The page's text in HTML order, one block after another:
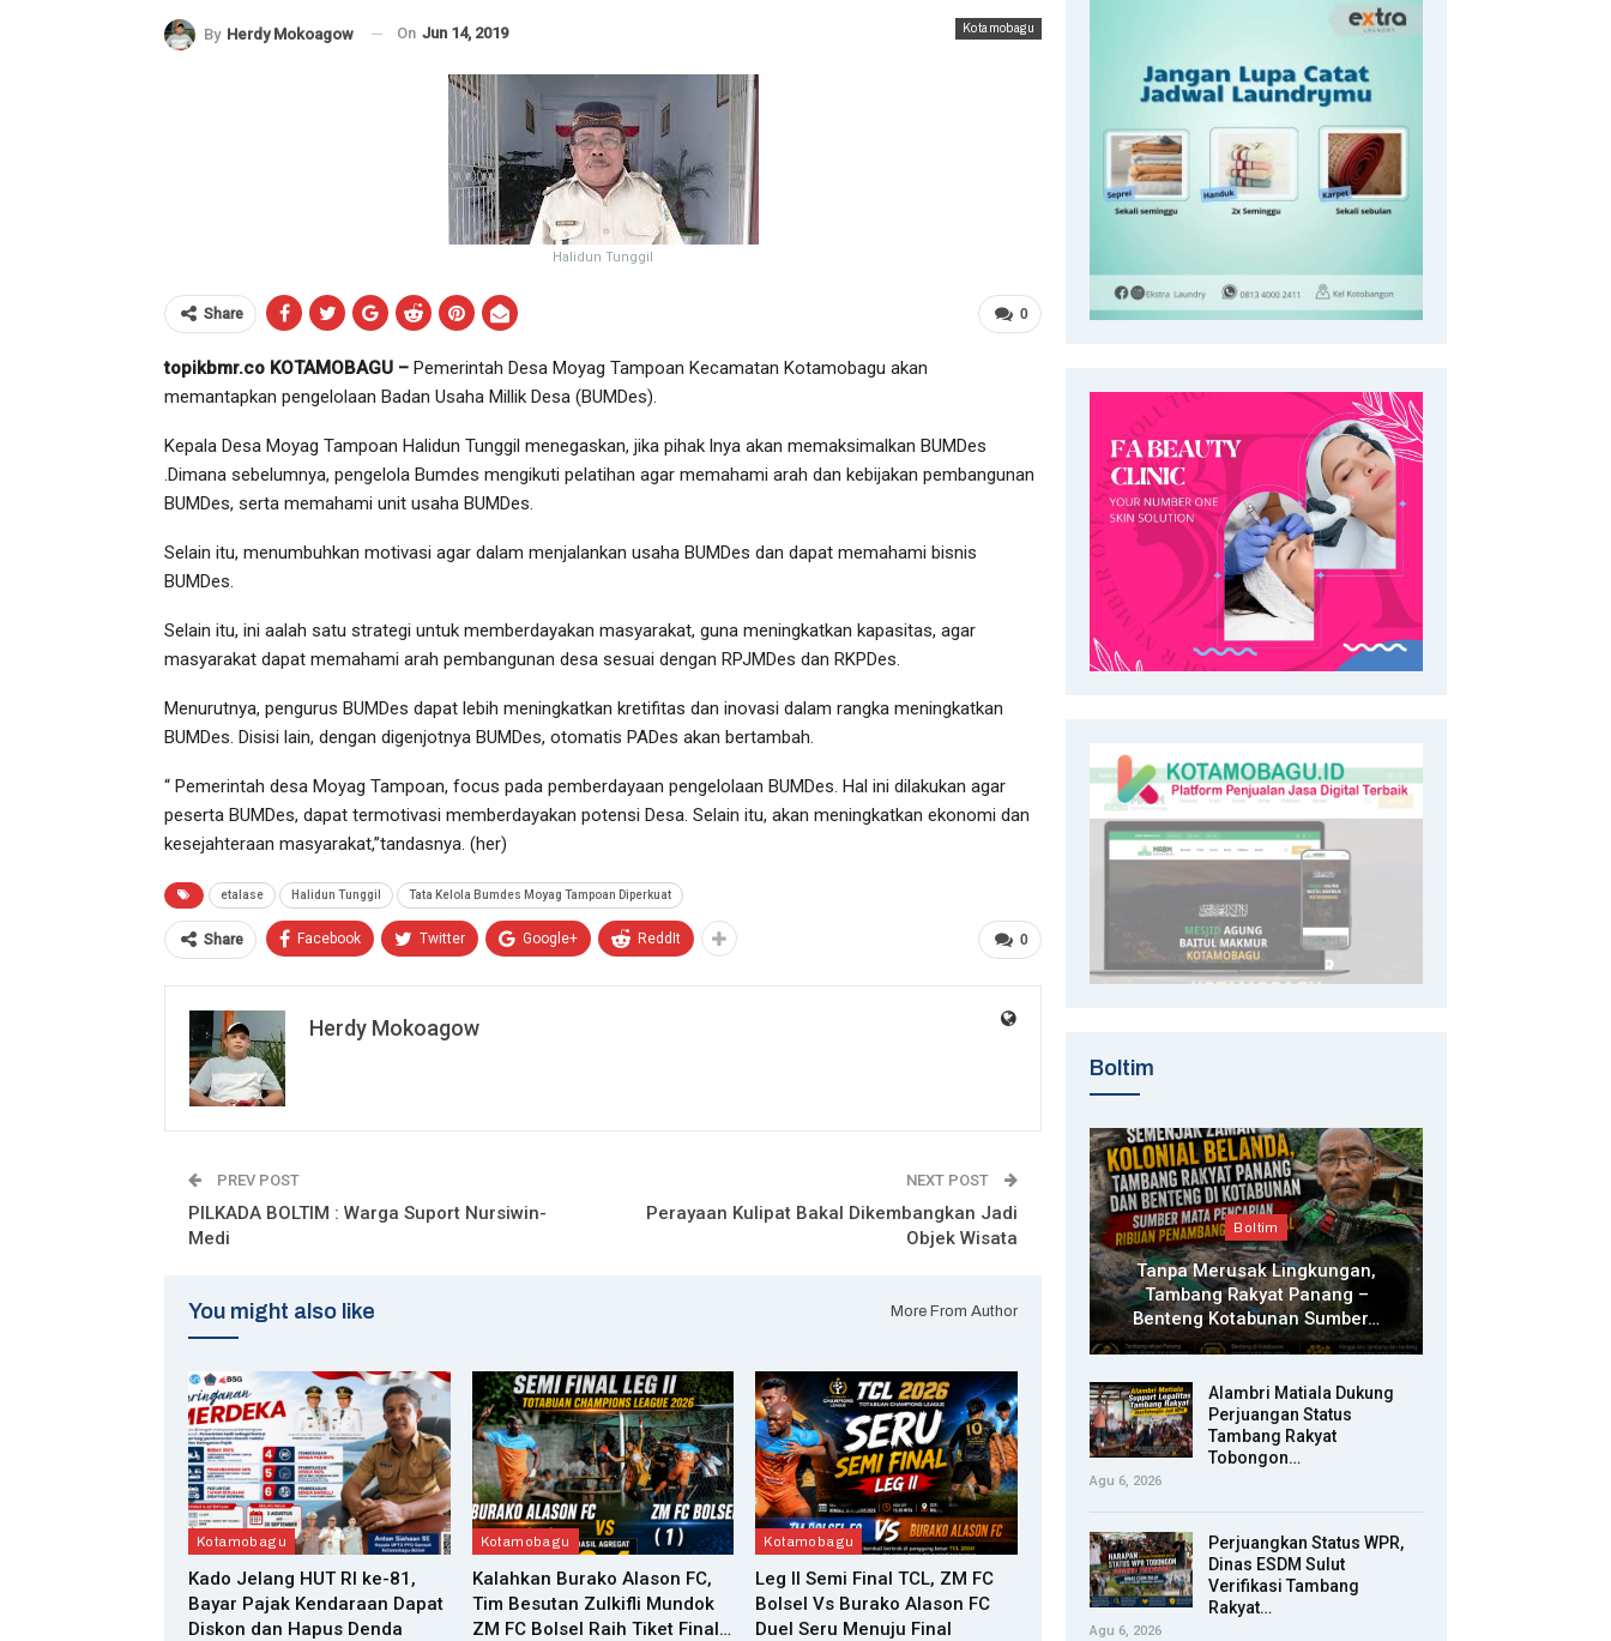
Kotamobagu
By Herdy Mokoagow On Jun 14, 2019
Halidun Tunggil
0
Share
topikbmr.co KOTAMOBAGU – Pemerintah Desa Moyag Tampoan Kecamatan Kotamobagu akan
memantapkan pengelolaan Badan Usaha Millik Desa (BUMDes).
Kepala Desa Moyag Tampoan Halidun Tunggil menegaskan, jika pihak lnya akan memaksimalkan BUMDes
.Dimana sebelumnya, pengelola Bumdes mengikuti pelatihan agar memahami arah dan kebijakan pembangunan
BUMDes, serta memahami unit usaha BUMDes.
Selain itu, menumbuhkan motivasi agar dalam menjalankan usaha BUMDes dan dapat memahami bisnis
BUMDes.
Selain itu, ini aalah satu strategi untuk memberdayakan masyarakat, guna meningkatkan kapasitas, agar
masyarakat dapat memahami arah pembangunan desa sesuai dengan RPJMDes dan RKPDes.
Menurutnya, pengurus BUMDes dapat lebih meningkatkan kretifitas dan inovasi dalam rangka meningkatkan
BUMDes. Disisi lain, dengan digenjotnya BUMDes, otomatis PADes akan bertambah.
“ Pemerintah desa Moyag Tampoan, focus pada pemberdayaan pengelolaan BUMDes. Hal ini dilakukan agar
peserta BUMDes, dapat termotivasi memberdayakan potensi Desa. Selain itu, akan meningkatkan ekonomi dan
kesejahteraan masyarakat,”tandasnya. (her)
etalase Halidun Tunggil Tata Kelola Bumdes Moyag Tampoan Diperkuat
0
Share Facebook Twitter Google+ ReddIt
Herdy Mokoagow
PREV POST
PILKADA BOLTIM : Warga Suport Nursiwin-
Medi
NEXT POST
Perayaan Kulipat Bakal Dikembangkan Jadi
Objek Wisata
You might also like More From Author
Kotamobagu
Kado Jelang HUT RI ke-81,
Bayar Pajak Kendaraan Dapat
Diskon dan Hapus Denda
Kotamobagu
Kalahkan Burako Alason FC,
Tim Besutan Zulkifli Mundok
ZM FC Bolsel Raih Tiket Final…
Kotamobagu
Leg II Semi Final TCL, ZM FC
Bolsel Vs Burako Alason FC
Duel Seru Menuju Final
Boltim
Boltim
Tanpa Merusak Lingkungan,
Tambang Rakyat Panang –
Benteng Kotabunan Sumber…
Alambri Matiala Dukung
Perjuangan Status
Tambang Rakyat
Tobongon…
Agu 6, 2026
Perjuangkan Status WPR,
Dinas ESDM Sulut
Verifikasi Tambang
Rakyat…
Agu 6, 2026